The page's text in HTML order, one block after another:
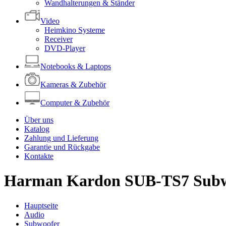
Wandhalterungen & Ständer
Video
Heimkino Systeme
Receiver
DVD-Player
Notebooks & Laptops
Kameras & Zubehör
Computer & Zubehör
Über uns
Katalog
Zahlung und Lieferung
Garantie und Rückgabe
Kontakte
Harman Kardon SUB-TS7
Hauptseite
Audio
Subwoofer